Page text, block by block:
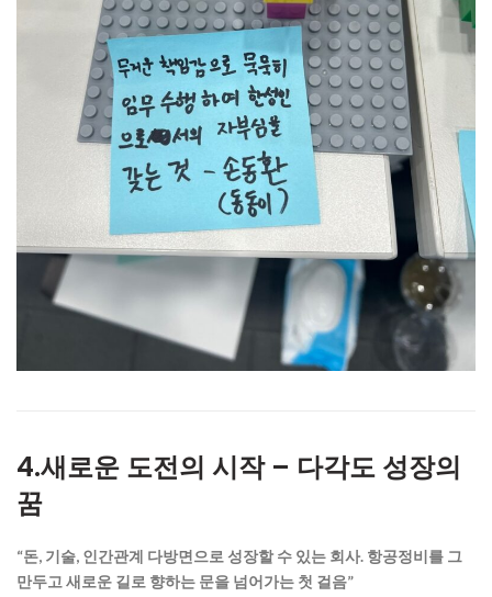
4.새로운 도전의 시작 – 다각도 성장의
꿈
“돈, 기술, 인간관계 다방면으로 성장할 수 있는 회사. 항공정비를 그
만두고 새로운 길로 향하는 문을 넘어가는 첫 걸음”